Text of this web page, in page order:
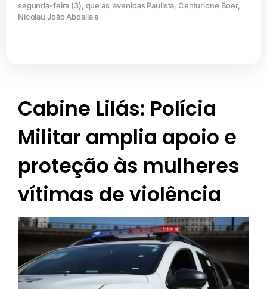
segunda-feira (3), que as avenidas Paulista, Centurione Boer,
Nicolau João Abdalla e
Cabine Lilás: Polícia
Militar amplia apoio e
proteção às mulheres
vítimas de violência